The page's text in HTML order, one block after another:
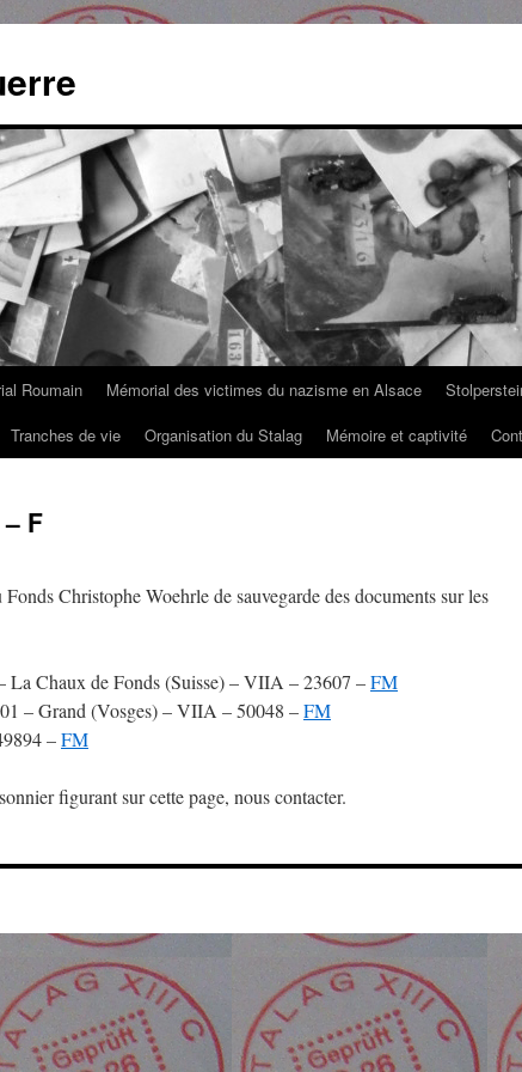
Roumain Mémorial des victimes du nazisme en Alsace
Tranches de vie Organisation du Stalag Mémoire et captivité
F
Christophe Woehrle de sauvegarde des documents sur les
La Chaux de Fonds (Suisse) – VIIA – 23607 –FM
– Grand (Vosges) – VIIA – 50048 –FM
–FM
figurant sur cette page, nous contacter.